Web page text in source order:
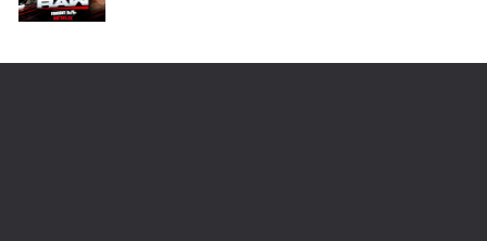
ESTAGNAÇÃO NO MAIN EVENT? Triple H
lutadores da WWE